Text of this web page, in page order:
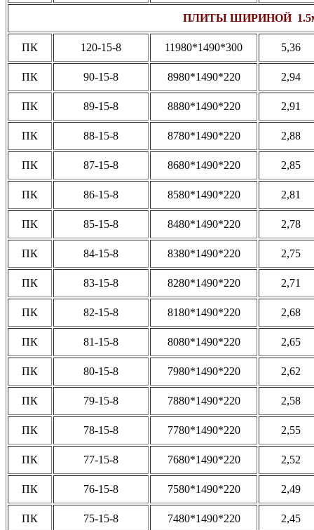
ПЛИТЫ ШИРИНОЙ
ПК 120-15-8 11980*1490*300 5,36
ПК 90-15-8 8980*1490*220 2,94
ПК 89-15-8 8880*1490*220 2,91
ПК 88-15-8 8780*1490*220 2,88
ПК 87-15-8 8680*1490*220 2,85
ПК 86-15-8 8580*1490*220 2,81
ПК 85-15-8 8480*1490*220 2,78
ПК 84-15-8 8380*1490*220 2,75
ПК 83-15-8 8280*1490*220 2,71
ПК 82-15-8 8180*1490*220 2,68
ПК 81-15-8 8080*1490*220 2,65
ПК 80-15-8 7980*1490*220 2,62
ПК 79-15-8 7880*1490*220 2,58
ПК 78-15-8 7780*1490*220 2,55
ПК 77-15-8 7680*1490*220 2,52
ПК 76-15-8 7580*1490*220 2,49
ПК 75-15-8 7480*1490*220 2,45